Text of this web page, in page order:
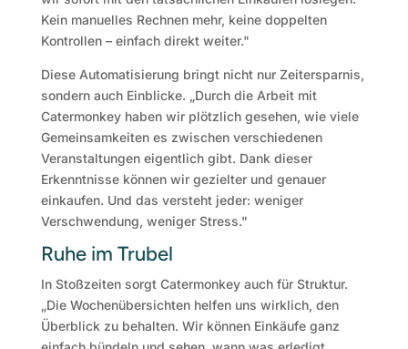
Kein manuelles Rechnen mehr, keine doppelten
Kontrollen – einfach direkt weiter."
Diese Automatisierung bringt nicht nur Zeitersparnis,
sondern auch Einblicke. „Durch die Arbeit mit
Catermonkey haben wir plötzlich gesehen, wie viele
Gemeinsamkeiten es zwischen verschiedenen
Veranstaltungen eigentlich gibt. Dank dieser
Erkenntnisse können wir gezielter und genauer
einkaufen. Und das versteht jeder: weniger
Verschwendung, weniger Stress."
Ruhe im Trubel
In Stoßzeiten sorgt Catermonkey auch für Struktur.
„Die Wochenübersichten helfen uns wirklich, den
Überblick zu behalten. Wir können Einkäufe ganz